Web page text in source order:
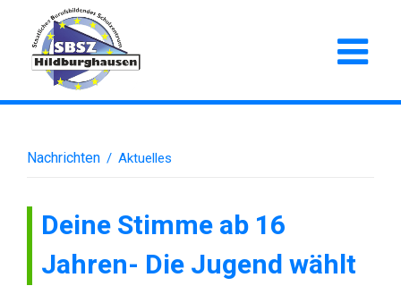
Nachrichten / Aktuelles
Deine Stimme ab 16
Jahren- Die Jugend wählt